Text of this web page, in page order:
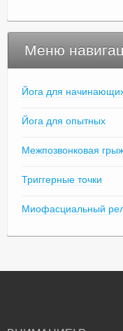
Меню
Йога для
Йога для опытных
Межпозвонковая
Триггерные точки
Миофасциальный